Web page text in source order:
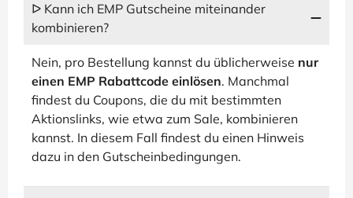
ᐅ Kann ich EMP Gutscheine miteinander
kombinieren?
Nein, pro Bestellung kannst du üblicherweise nur
einen EMP Rabattcode einlösen. Manchmal
findest du Coupons, die du mit bestimmten
Aktionslinks, wie etwa zum Sale, kombinieren
kannst. In diesem Fall findest du einen Hinweis
dazu in den Gutscheinbedingungen.